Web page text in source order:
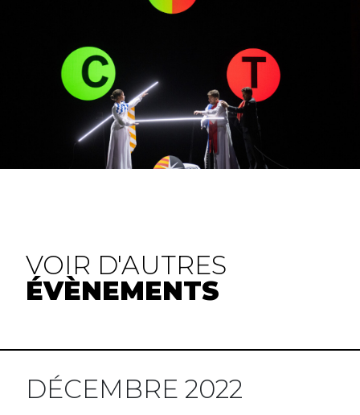
VOIR D'AUTRES
ÉVÈNEMENTS
DÉCEMBRE 2022